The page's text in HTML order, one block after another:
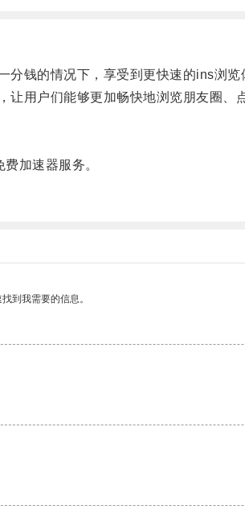
钱的情况下，享受到更快速的ins浏览
户们能够更加畅快地浏览朋友圈、
加速器服务。
到我需要的信息。